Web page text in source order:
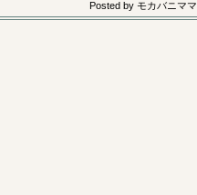
Posted by モカバニママ